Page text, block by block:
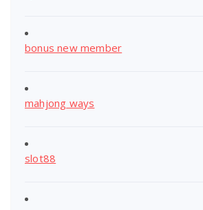
bonus new member
mahjong ways
slot88